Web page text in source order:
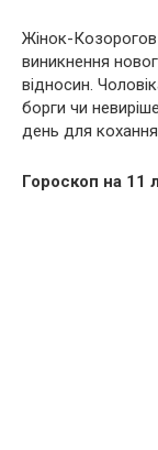
Жінок-Козорогов
виникнення
відносин.
борги чи
день для кохання
Гороскоп на 11